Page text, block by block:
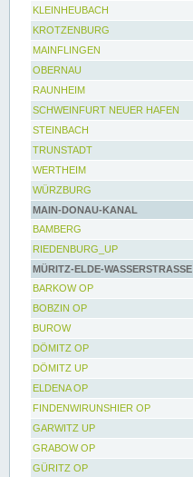
KLEINHEUBACH
KROTZENBURG
MAINFLINGEN
OBERNAU
RAUNHEIM
SCHWEINFURT NEUER HAFEN
STEINBACH
TRUNSTADT
WERTHEIM
WÜRZBURG
MAIN-DONAU-KANAL
BAMBERG
RIEDENBURG_UP
MÜRITZ-ELDE-WASSERSTRASSE
BARKOW OP
BOBZIN OP
BUROW
DÖMITZ OP
DÖMITZ UP
ELDENA OP
FINDENWIRUNSHIER OP
GARWITZ UP
GRABOW OP
GÜRITZ OP